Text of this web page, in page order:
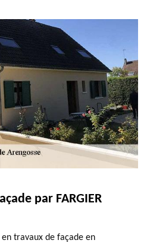
par FARGIER
travaux de façade en